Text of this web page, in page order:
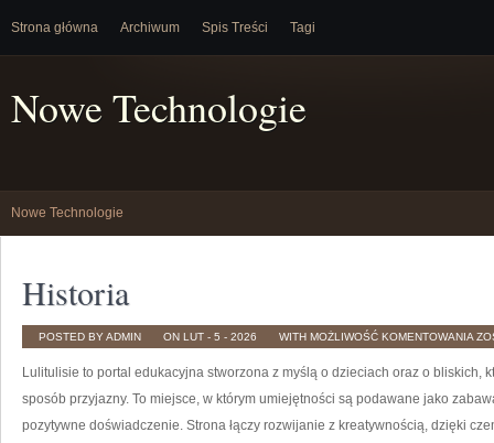
Strona główna Archiwum Spis Treści Tagi
Nowe Technologie
Nowe Technologie
Historia
POSTED BY ADMIN ON LUT - 5 - 2026 WITH MOŻLIWOŚĆ KOMENTOWANIA
Lulitulisie to portal edukacyjna stworzona z myślą o dzieciach oraz o bliskich,
sposób przyjazny. To miejsce, w którym umiejętności są podawane jako
pozytywne doświadczenie. Strona łączy rozwijanie z kreatywnością, dzięki